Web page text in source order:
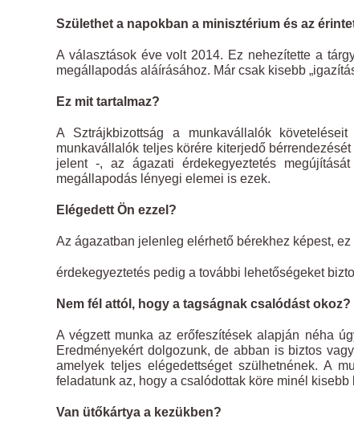
Születhet a napokban a minisztérium és az
A választások éve volt 2014. Ez nehezítette a
megállapodás aláírásához. Már csak kisebb
Ez mit tartalmaz?
A Sztrájkbizottság a munkavállalók
munkavállalók teljes körére kiterjedő
jelent -, az ágazati érdekegyeztetés
megállapodás lényegi elemei is ezek.
Elégedett Ön ezzel?
Az ágazatban jelenleg elérhető bérekhez képest,
érdekegyeztetés pedig a további lehetőségeket
Nem fél attól, hogy a tagságnak csalódást okoz?
A végzett munka az erőfeszítések alapján néha
Eredményekért dolgozunk, de abban is biztos
amelyek teljes elégedettséget szülhetnének. A
feladatunk az, hogy a csalódottak köre minél kisebb
Van ütőkártya a kezükben?